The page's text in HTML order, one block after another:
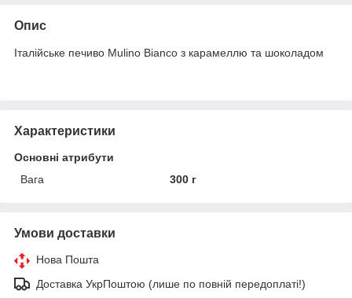
Опис
Італійське печиво Mulino Bianco з карамеллю та шоколадом
Характеристики
Основні атрибути
Вага
300 г
Умови доставки
Нова Пошта
Доставка УкрПоштою (лише по повній передоплаті!)